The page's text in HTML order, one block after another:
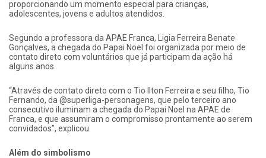
proporcionando um momento especial para crianças,
adolescentes, jovens e adultos atendidos.
Segundo a professora da APAE Franca, Ligia Ferreira Benate
Gonçalves, a chegada do Papai Noel foi organizada por meio de
contato direto com voluntários que já participam da ação há
alguns anos.
“Através de contato direto com o Tio Ilton Ferreira e seu filho, Tio
Fernando, da @superliga-personagens, que pelo terceiro ano
consecutivo iluminam a chegada do Papai Noel na APAE de
Franca, e que assumiram o compromisso prontamente ao serem
convidados”, explicou.
Além do simbolismo